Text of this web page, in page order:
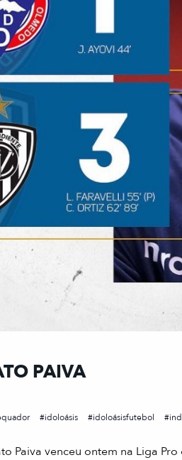
PAIVA
idoloásis idoloásisfutebol
Paiva venceu ontem na Liga